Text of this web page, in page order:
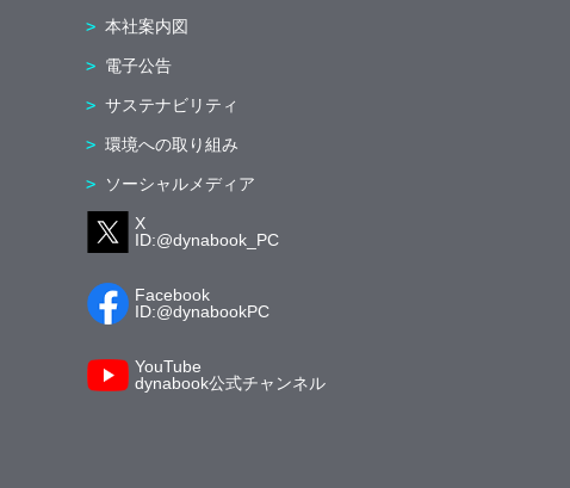
本社案内図
電子公告
サステナビリティ
環境への取り組み
ソーシャルメディア
X
ID:@dynabook_PC
Facebook
ID:@dynabookPC
YouTube
dynabook公式チャンネル